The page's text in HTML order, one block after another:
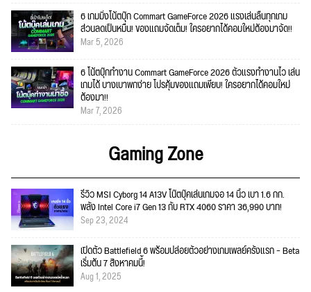
6 เกมมิ่งโน้ตบุ๊ก Commart GameForce 2026 แรงเล่นลื่นทุกเกม
ส่วนลดเป็นหมื่น! ของแถมจัดเต็ม! ใครอยากได้คอมใหม่ต้องมาจัด!!
Mar 5, 2026
6 โน้ตบุ๊กทำงาน Commart GameForce 2026 ตัวแรงทำงานไว เล่น
เกมได้ บางเบาพกง่าย โปรคุ้มของแถมเพียบ! ใครอยากได้คอมใหม่
ต้องมา!!
Mar 7, 2026
Gaming Zone
รีวิว MSI Cyborg 14 A13V โน๊ตบุ๊คเล่นเกมจอ 14 นิ้ว เบา 1.6 กก.
พลัง Intel Core i7 Gen 13 กับ RTX 4060 ราคา 36,990 บาท!
Sep 23, 2024
เปิดตัว Battlefield 6 พร้อมปล่อยตัวอย่างเกมเพลย์ครั้งแรก – Beta
เริ่มต้น 7 สิงหาคมนี้!
Aug 1, 2025